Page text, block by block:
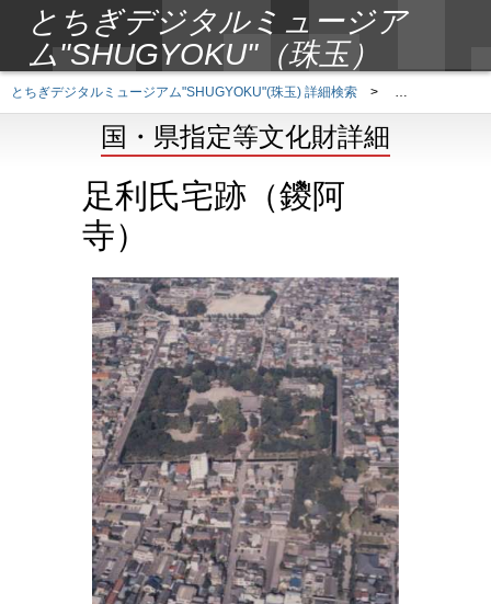
とちぎデジタルミュージア
ム"SHUGYOKU"（珠玉）
とちぎデジタルミュージアム"SHUGYOKU"(珠玉) 詳細検索 > 国・県指定等文
国・県指定等文化財詳細
足利氏宅跡（鑁阿
寺）